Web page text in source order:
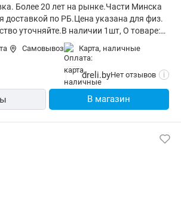
Более 20 лет на рынке.Части Минска
доставкой по РБ.Цена указана для физ.
уточняйте.В наличии 1шт, О товаре:
материал щита (ящика):
см
Самовывоз карта, наличные
dreli.byНет отзывов i
В магазин